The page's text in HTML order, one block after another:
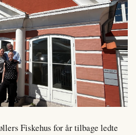
Fiskehus for år tilbage ledte